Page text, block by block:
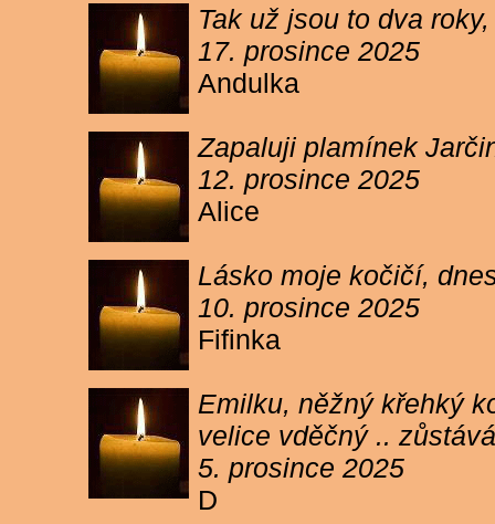
Tak už jsou to dva
17. prosince 2025
Andulka
Zapaluji plamínek
12. prosince 2025
Alice
Lásko moje kočičí,
10. prosince 2025
Fifinka
Emilku, něžný křehký
velice vděčný ..
5. prosince 2025
D